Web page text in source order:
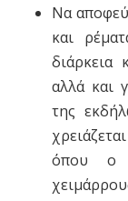
Να
και
διάρκεια
αλλά και
της
όπου ο